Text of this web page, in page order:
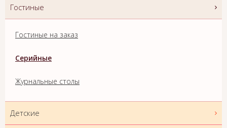
Гостиные
Гостиные на заказ
Серийные
Журнальные столы
Детские